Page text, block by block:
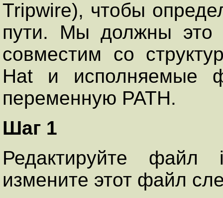
Tripwire), чтобы
пути. Мы должны это
совместим со
Hat и исполняемые
переменную PATH.
Шаг 1
Редактируйте
измените этот файл